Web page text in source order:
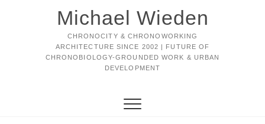
Michael Wieden
CHRONOCITY & CHRONOWORKING
ARCHITECTURE SINCE 2002 | FUTURE OF
CHRONOBIOLOGY-GROUNDED WORK & URBAN
DEVELOPMENT